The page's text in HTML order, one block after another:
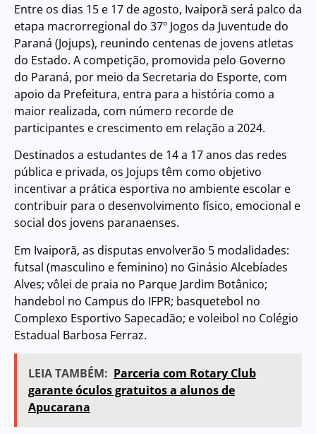
Entre os dias 15 e 17 de agosto, Ivaiporã será palco da
etapa macrorregional do 37º Jogos da Juventude do
Paraná (Jojups), reunindo centenas de jovens atletas
do Estado. A competição, promovida pelo Governo
do Paraná, por meio da Secretaria do Esporte, com
apoio da Prefeitura, entra para a história como a
maior realizada, com número recorde de
participantes e crescimento em relação a 2024.
Destinados a estudantes de 14 a 17 anos das redes
pública e privada, os Jojups têm como objetivo
incentivar a prática esportiva no ambiente escolar e
contribuir para o desenvolvimento físico, emocional e
social dos jovens paranaenses.
Em Ivaiporã, as disputas envolverão 5 modalidades:
futsal (masculino e feminino) no Ginásio Alcebíades
Alves; vôlei de praia no Parque Jardim Botânico;
handebol no Campus do IFPR; basquetebol no
Complexo Esportivo Sapecadão; e voleibol no Colégio
Estadual Barbosa Ferraz.
LEIA TAMBÉM: Parceria com Rotary Club
garante óculos gratuitos a alunos de
Apucarana